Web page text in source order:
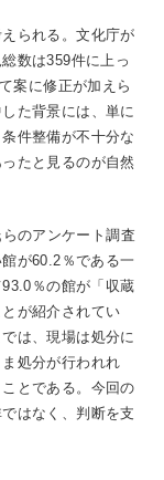
られる。文化庁が
数は359件に上っ
案に修正が加えら
た背景には、単に
件整備が不十分な
たと見るのが自然
のアンケート調査
が60.2％である一
％の館が「収蔵
が紹介されてい
は、現場は処分に
処分が行われれ
とである。今回の
はなく、判断を支